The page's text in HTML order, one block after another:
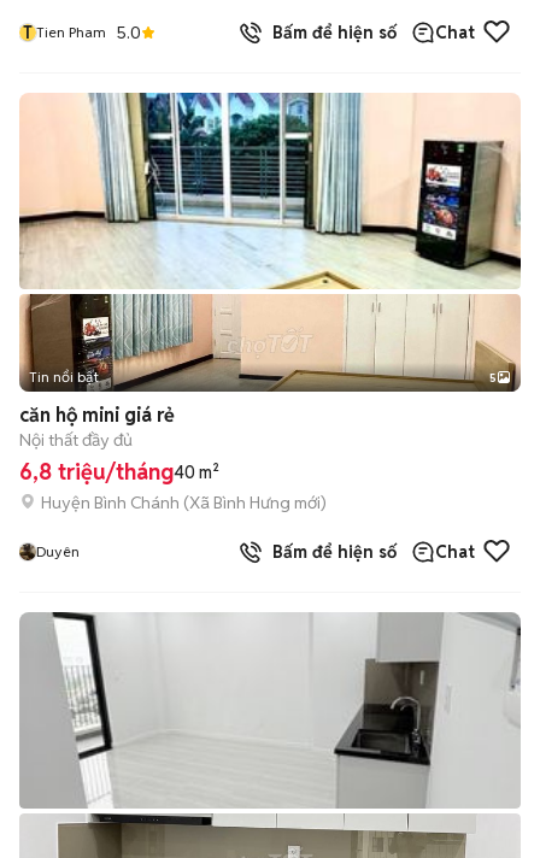
T Tien Pham 5.0 Bấm để hiện số Chat
Tin nổi bật 5
căn hộ mini giá rẻ
Nội thất đầy đủ
6,8 triệu/tháng40 m²
Huyện Bình Chánh (Xã Bình Hưng mới)
Duyên Bấm để hiện số Chat